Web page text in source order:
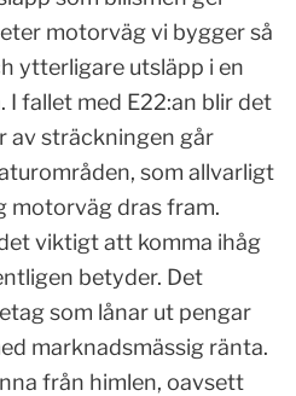
motorväg vi bygger så
ytterligare utsläpp i en
I fallet med E22:an blir det
av sträckningen går
som allvarligt
motorväg dras fram.
viktigt att komma ihåg
betyder. Det
som lånar ut pengar
marknadsmässig ränta.
från himlen, oavsett